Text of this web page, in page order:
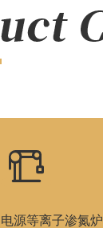
源等离子渗氮炉